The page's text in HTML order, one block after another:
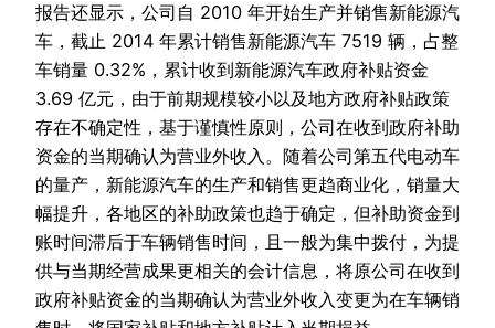
报告还显示，公司自 2010 年开始生产并销售新能源汽
车，截止 2014 年累计销售新能源汽车 7519 辆，占整
车销量 0.32%，累计收到新能源汽车政府补贴资金
3.69 亿元，由于前期规模较小以及地方政府补贴政策
存在不确定性，基于谨慎性原则，公司在收到政府补助
资金的当期确认为营业外收入。随着公司第五代电动车
的量产，新能源汽车的生产和销售更趋商业化，销量大
幅提升，各地区的补助政策也趋于确定，但补助资金到
账时间滞后于车辆销售时间，且一般为集中拨付，为提
供与当期经营成果更相关的会计信息，将原公司在收到
政府补贴资金的当期确认为营业外收入变更为在车辆销